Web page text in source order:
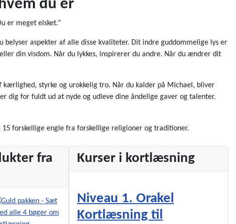
du er
er meget elsket.”
belyser aspekter af alle disse kvaliteter. Dit indre guddommelige lys er
din visdom. Når du lykkes, inspirerer du andre. Når du ændrer dit
kærlighed, styrke og urokkelig tro. Når du kalder på Michael, bliver
dig for fuldt ud at nyde og udleve dine åndelige gaver og talenter.
forskellige engle fra forskellige religioner og traditioner.
fra
Kurser i kortlæsning
Niveau 1. Orakel
Kortlæsning til